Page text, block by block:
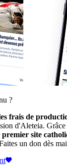
?
frais de
d'Aleteia.
premier site
un don dès